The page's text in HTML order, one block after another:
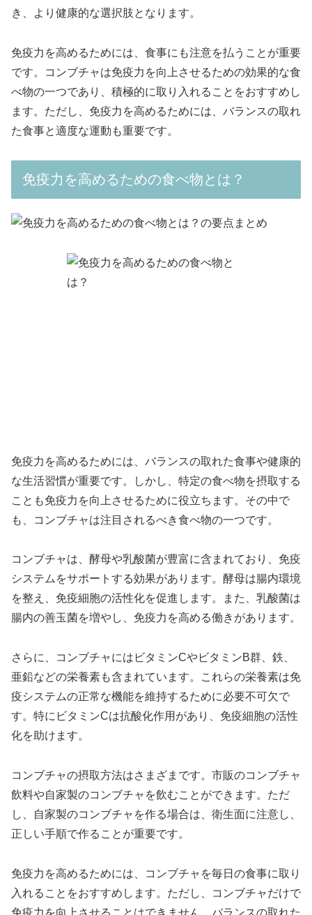
き、より健康的な選択肢となります。
免疫力を高めるためには、食事にも注意を払うことが重要
です。コンブチャは免疫力を向上させるための効果的な食
べ物の一つであり、積極的に取り入れることをおすすめし
ます。ただし、免疫力を高めるためには、バランスの取れ
た食事と適度な運動も重要です。
免疫力を高めるための食べ物とは？
免疫力を高めるためには、バランスの取れた食事や健康的
な生活習慣が重要です。しかし、特定の食べ物を摂取する
ことも免疫力を向上させるために役立ちます。その中で
も、コンブチャは注目されるべき食べ物の一つです。
コンブチャは、酵母や乳酸菌が豊富に含まれており、免疫
システムをサポートする効果があります。酵母は腸内環境
を整え、免疫細胞の活性化を促進します。また、乳酸菌は
腸内の善玉菌を増やし、免疫力を高める働きがあります。
さらに、コンブチャにはビタミンCやビタミンB群、鉄、
亜鉛などの栄養素も含まれています。これらの栄養素は免
疫システムの正常な機能を維持するために必要不可欠で
す。特にビタミンCは抗酸化作用があり、免疫細胞の活性
化を助けます。
コンブチャの摂取方法はさまざまです。市販のコンブチャ
飲料や自家製のコンブチャを飲むことができます。ただ
し、自家製のコンブチャを作る場合は、衛生面に注意し、
正しい手順で作ることが重要です。
免疫力を高めるためには、コンブチャを毎日の食事に取り
入れることをおすすめします。ただし、コンブチャだけで
免疫力を向上させることはできません。バランスの取れた